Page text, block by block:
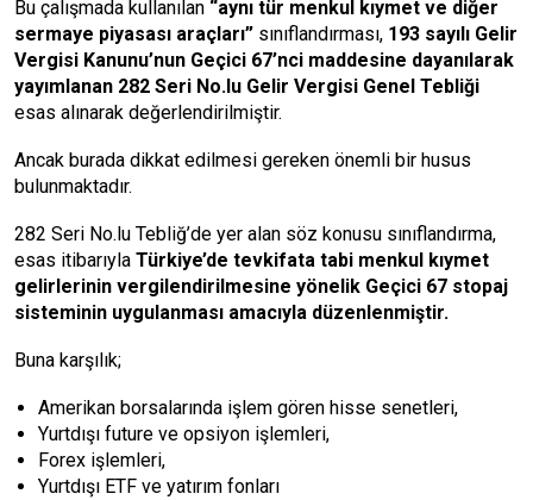
Bu çalışmada kullanılan “aynı tür menkul kıymet ve diğer
sermaye piyasası araçları” sınıflandırması, 193 sayılı Gelir
Vergisi Kanunu’nun Geçici 67’nci maddesine dayanılarak
yayımlanan 282 Seri No.lu Gelir Vergisi Genel Tebliği
esas alınarak değerlendirilmiştir.
Ancak burada dikkat edilmesi gereken önemli bir husus
bulunmaktadır.
282 Seri No.lu Tebliğ’de yer alan söz konusu sınıflandırma,
esas itibarıyla Türkiye’de tevkifata tabi menkul kıymet
gelirlerinin vergilendirilmesine yönelik Geçici 67 stopaj
sisteminin uygulanması amacıyla düzenlenmiştir.
Buna karşılık;
Amerikan borsalarında işlem gören hisse senetleri,
Yurtdışı future ve opsiyon işlemleri,
Forex işlemleri,
Yurtdışı ETF ve yatırım fonları